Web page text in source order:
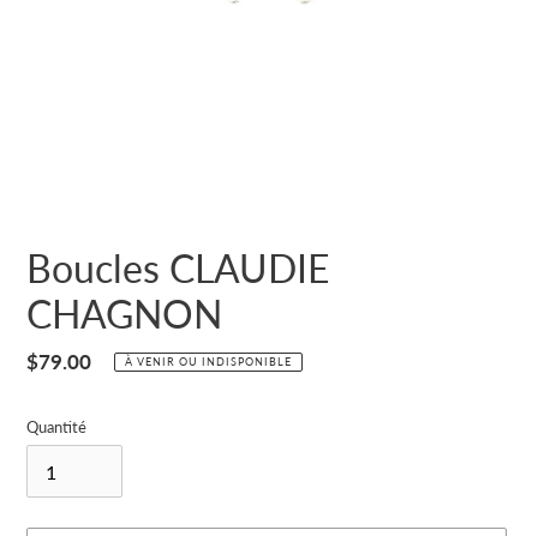
Boucles CLAUDIE
CHAGNON
Prix
$79.00 À VENIR OU INDISPONIBLE
Quantité